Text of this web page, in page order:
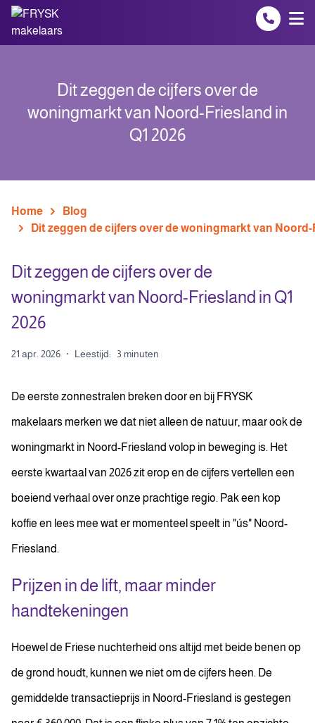
Spring naar inhoud
Dit zeggen de cijfers over de
woningmarkt van Noord-Friesland in
Q1 2026
Home
Blog
Dit zeggen de cijfers over de woningmarkt van Noord-
Dit zeggen de cijfers over de
woningmarkt van Noord-Friesland in Q1
2026
21 apr. 2026 · Leestijd: 3 minuten
De eerste zonnestralen breken door en bij FRYSK
makelaars merken we dat niet alleen de natuur, maar ook de
woningmarkt in Noord-Friesland volop in beweging is. Het
eerste kwartaal van 2026 zit erop en de cijfers vertellen een
boeiend verhaal over onze prachtige regio. Pak een kop
koffie en lees mee wat er momenteel speelt in "ús" Noord-
Friesland.
Prijzen in de lift, maar minder
handtekeningen
Hoewel de Friese nuchterheid ons altijd met beide benen op
de grond houdt, kunnen we niet om de cijfers heen. De
gemiddelde transactieprijs in Noord-Friesland is gestegen